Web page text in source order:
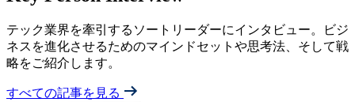
テック業界を牽引するソートリーダーにインタビュー。ビジ
ネスを進化させるためのマインドセットや思考法、そして戦
略をご紹介します。
すべての記事を見る